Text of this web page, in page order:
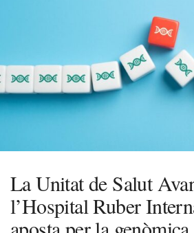
La Unitat de Salut
l’Hospital Ruber